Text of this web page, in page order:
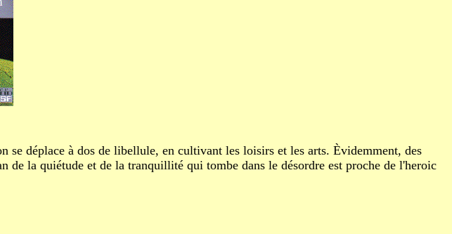
se déplace à dos de libellule, en cultivant les loisirs et les arts. Èvidemment, des
de la quiétude et de la tranquillité qui tombe dans le désordre est proche de l'heroic